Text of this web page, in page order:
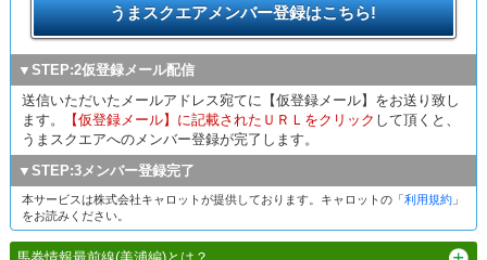
うまスクエアメンバー登録はこちら!
▼STEP:2仮登録メール配信
送信いただいたメールアドレス宛てに【仮登録メール】をお送り致し
ます。
【仮登録メール】に記載されたＵＲＬをクリック して頂くと、
うまスクエアへのメンバー登録が完了します。
▼STEP:3メンバー登録完了
本サービスは株式会社キャロットが提供しております。キャロットの「利用規約」
をお読みください。